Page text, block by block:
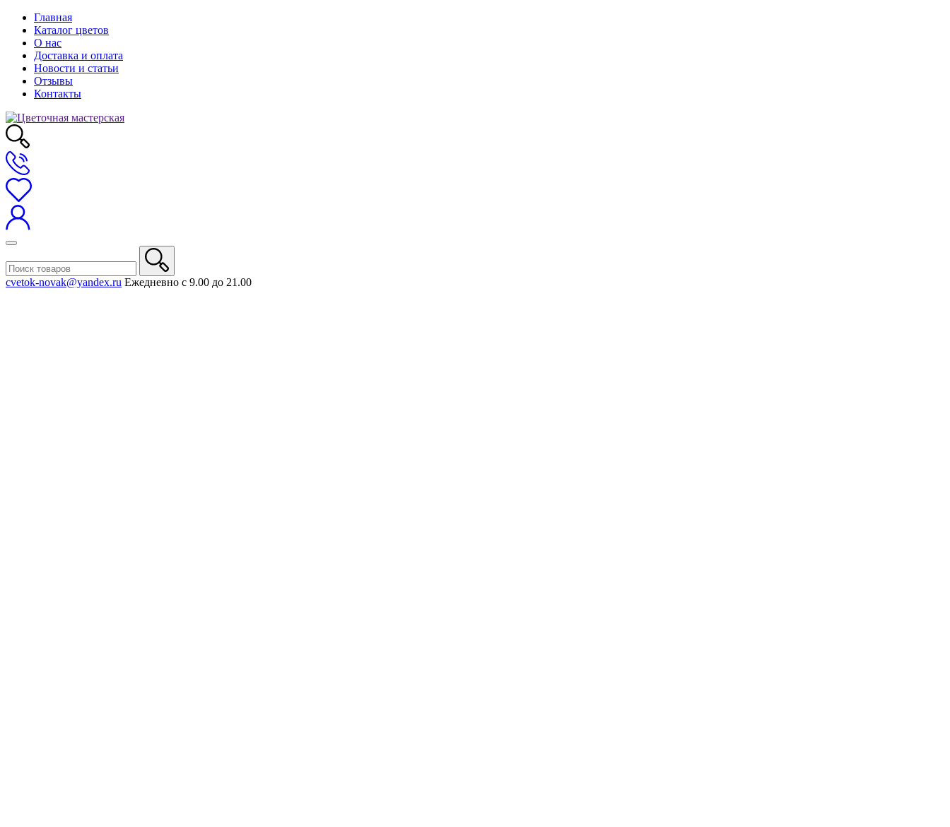
Главная
Каталог цветов
О нас
Доставка и оплата
Новости и статьи
Отзывы
Контакты
cvetok-novak@yandex.ru Ежедневно с 9.00 до 21.00